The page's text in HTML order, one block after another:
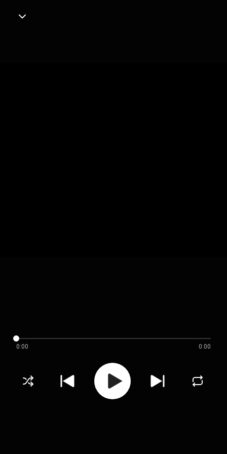
0:00 0:00